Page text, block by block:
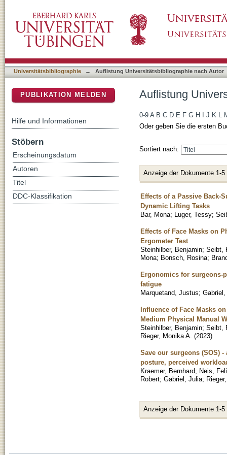
Universitätsbibliographie → Auflistung Universitätsbibliographie nach Autor
Auflistung
0-9 A B C D E F G H J K L
Oder geben Sie die ersten
Sortiert nach:
Anzeige der Dokumente 1-5
Effects of a Passive Back-
Dynamic Lifting Tasks
Bar, Mona; Luger, Tessy;
Effects of Face Masks on
Ergometer Test
Steinhilber, Benjamin; Seibt,
Mona; Bonsch, Rosina;
Ergonomics for surgeons-
fatigue
Marquetand, Justus;
Influence of Face Masks
Medium Physical Manual
Steinhilber, Benjamin; Seibt,
Rieger, Monika A. (2023)
Save our surgeons (SOS)
posture, perceived
Kraemer, Bernhard; Neis,
Robert; Gabriel, Julia;
Anzeige der Dokumente 1-5
PUBLIKATION MELDEN
Hilfe und Informationen
Stöbern
Erscheinungsdatum
Autoren
Titel
DDC-Klassifikation